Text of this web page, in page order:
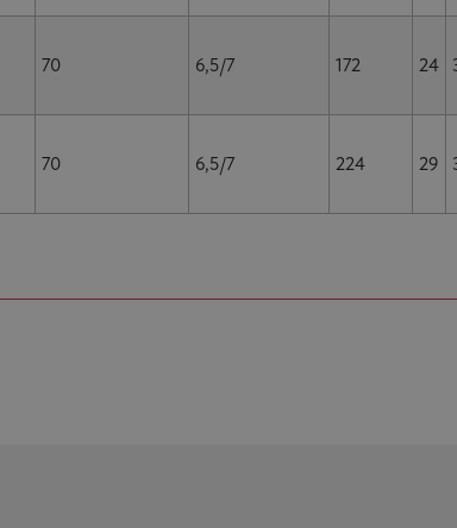
70 6,5/7 172 24
70 6,5/7 224 29